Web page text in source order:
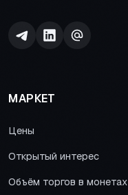
МАРКЕТ
Цены
Открытый интерес
Объём торгов в монетах